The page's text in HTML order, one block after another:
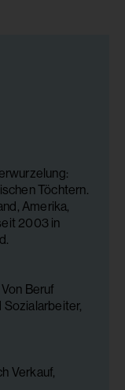
Töchtern.
Amerika,
2003 in
Beruf
Sozialarbeiter,
Verkauf,